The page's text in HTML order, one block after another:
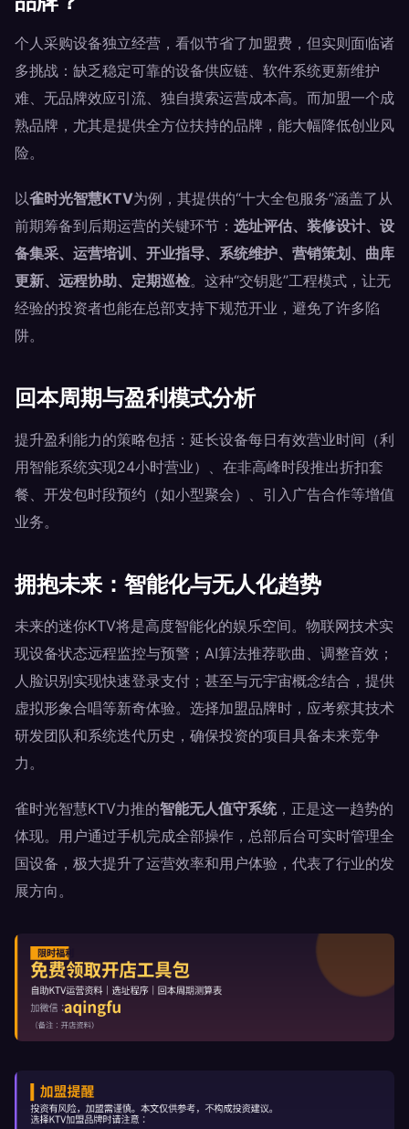
个人采购设备独立经营，看似节省了加盟费，但实则面临诸
多挑战：缺乏稳定可靠的设备供应链、软件系统更新维护
难、无品牌效应引流、独自摸索运营成本高。而加盟一个成
熟品牌，尤其是提供全方位扶持的品牌，能大幅降低创业风
险。
以雀时光智慧KTV为例，其提供的“十大全包服务”涵盖了从
前期筹备到后期运营的关键环节： 选址评估、装修设计、设
备集采、运营培训、开业指导、系统维护、营销策划、曲库
更新、远程协助、定期巡检。这种“交钥匙”工程模式，让无
经验的投资者也能在总部支持下规范开业，避免了许多陷
阱。
回本周期与盈利模式分析
提升盈利能力的策略包括：延长设备每日有效营业时间（利
用智能系统实现24小时营业）、在非高峰时段推出折扣套
餐、开发包时段预约（如小型聚会）、引入广告合作等增值
业务。
拥抱未来：智能化与无人化趋势
未来的迷你KTV将是高度智能化的娱乐空间。物联网技术实
现设备状态远程监控与预警；AI算法推荐歌曲、调整音效；
人脸识别实现快速登录支付；甚至与元宇宙概念结合，提供
虚拟形象合唱等新奇体验。选择加盟品牌时，应考察其技术
研发团队和系统迭代历史，确保投资的项目具备未来竞争
力。
雀时光智慧KTV力推的智能无人值守系统，正是这一趋势的
体现。用户通过手机完成全部操作，总部后台可实时管理全
国设备，极大提升了运营效率和用户体验，代表了行业的发
展方向。